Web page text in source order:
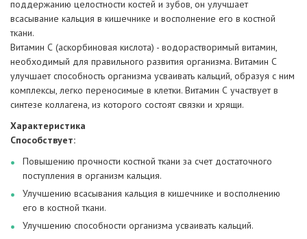
поддержанию целостности костей и зубов, он улучшает
всасывание кальция в кишечнике и восполнение его в костной
ткани.
Витамин С (аскорбиновая кислота) - водорастворимый витамин,
необходимый для правильного развития организма. Витамин С
улучшает способность организма усваивать кальций, образуя с ним
комплексы, легко переносимые в клетки. Витамин С участвует в
синтезе коллагена, из которого состоят связки и хрящи.
Характеристика
Способствует:
Повышению прочности костной ткани за счет достаточного
поступления в организм кальция.
Улучшению всасывания кальция в кишечнике и восполнению
его в костной ткани.
Улучшению способности организма усваивать кальций.